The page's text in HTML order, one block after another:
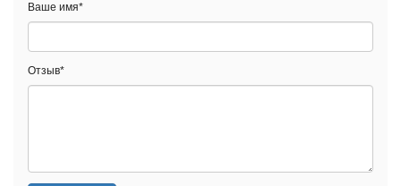
Ваше имя*
Отзыв*